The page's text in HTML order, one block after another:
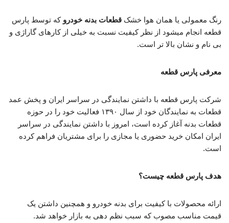
رنگ معمولی یا همان هوا خشک قطعات بدنه خودرو که توسط پارس
قطعه انجام میشود از نظر کیفیت نسبت به خیلی از کارهای گاراژی و
بی نام و نشان بالا تر است.
معرفی پارس قطعه
شرکت پارس قطعه با داشتن نمایندگی در سراسر ایران و پخش عمد
قطعات به نمایندگان خود از سال ۱۳۹۰ فعالیت خود را در حوزه
قطعات بدنه آغاز کرده است، امروز با داشتن نمایندگی در سراسر
ایران امکان خرید حضوری یا مجازی را برای مشتریان فراهم کرده
است.
هدف پارس قطعه چیست؟
ارائه محصولات با کیفیت برای بدنه خودرو و همچنین داشتن یک
قیمت مناسب مصوب که سبب نظم دهی به بازار خواهد شد.